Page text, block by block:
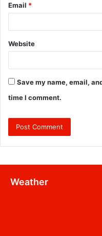
Email *
Website
Save my name, email,
time I comment.
Weather